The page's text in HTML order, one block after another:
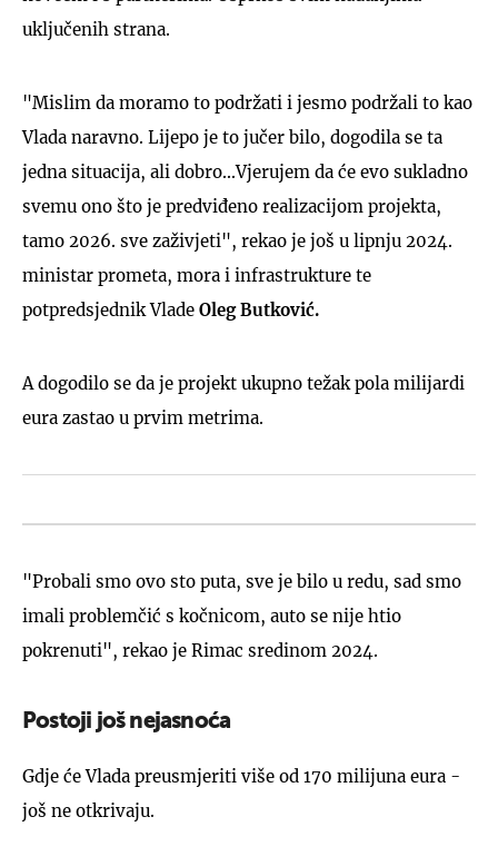
uključenih strana.
"Mislim da moramo to podržati i jesmo podržali to kao
Vlada naravno. Lijepo je to jučer bilo, dogodila se ta
jedna situacija, ali dobro...Vjerujem da će evo sukladno
svemu ono što je predviđeno realizacijom projekta,
tamo 2026. sve zaživjeti", rekao je još u lipnju 2024.
ministar prometa, mora i infrastrukture te
potpredsjednik Vlade Oleg Butković.
A dogodilo se da je projekt ukupno težak pola milijardi
eura zastao u prvim metrima.
"Probali smo ovo sto puta, sve je bilo u redu, sad smo
imali problemčić s kočnicom, auto se nije htio
pokrenuti", rekao je Rimac sredinom 2024.
Postoji još nejasnoća
Gdje će Vlada preusmjeriti više od 170 milijuna eura -
još ne otkrivaju.